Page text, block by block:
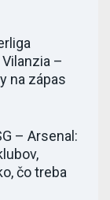
–
na zápas
– Arsenal:
čo treba